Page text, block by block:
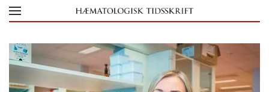
Skip to main content